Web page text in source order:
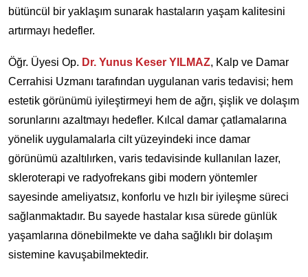
bütüncül bir yaklaşım sunarak hastaların yaşam kalitesini
artırmayı hedefler.
Öğr. Üyesi Op. Dr. Yunus Keser YILMAZ, Kalp ve Damar
Cerrahisi Uzmanı tarafından uygulanan varis tedavisi; hem
estetik görünümü iyileştirmeyi hem de ağrı, şişlik ve dolaşım
sorunlarını azaltmayı hedefler. Kılcal damar çatlamalarına
yönelik uygulamalarla cilt yüzeyindeki ince damar
görünümü azaltılırken, varis tedavisinde kullanılan lazer,
skleroterapi ve radyofrekans gibi modern yöntemler
sayesinde ameliyatsız, konforlu ve hızlı bir iyileşme süreci
sağlanmaktadır. Bu sayede hastalar kısa sürede günlük
yaşamlarına dönebilmekte ve daha sağlıklı bir dolaşım
sistemine kavuşabilmektedir.